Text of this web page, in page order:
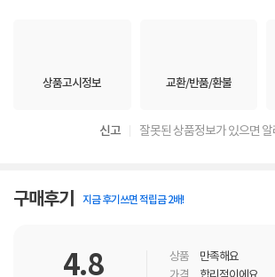
상품고시정보 교환/반품/환불
신고 잘못된 상품정보가 있으면
구매후기 지금 후기쓰면 적립금 2배!
4.8 상품 만족해요